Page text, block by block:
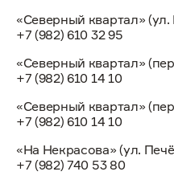
«Северный квартал» (ул.
+7 (982) 610 32 95
«Северный квартал»
+7 (982) 610 14 10
«Северный квартал»
+7 (982) 610 14 10
«На Некрасова» (ул.
+7 (982) 740 53 80